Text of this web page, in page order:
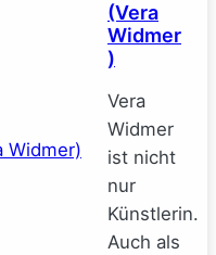
(Vera
Widmer
)
Vera
Widmer
ist nicht
nur
Künstlerin.
Auch als